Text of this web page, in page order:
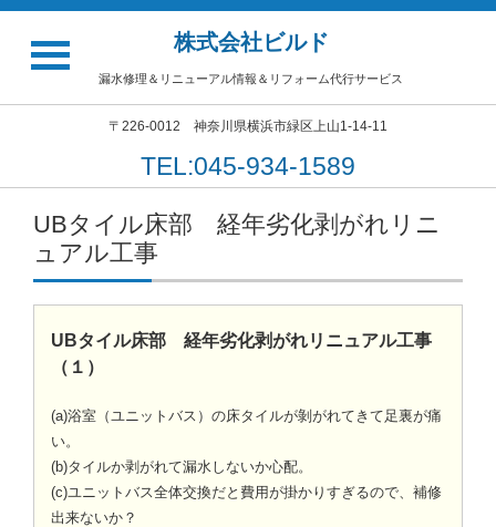
株式会社ビルド
漏水修理＆リニューアル情報＆リフォーム代行サービス
〒226-0012 神奈川県横浜市緑区上山1-14-11
TEL:045-934-1589
UBタイル床部 経年劣化剥がれリニ
ュアル工事
UBタイル床部 経年劣化剥がれリニュアル工事
（１）
(a)浴室（ユニットバス）の床タイルが剝がれてきて足裏が痛
い。
(b)タイルか剥がれて漏水しないか心配。
(c)ユニットバス全体交換だと費用が掛かりすぎるので、補修
出来ないか？